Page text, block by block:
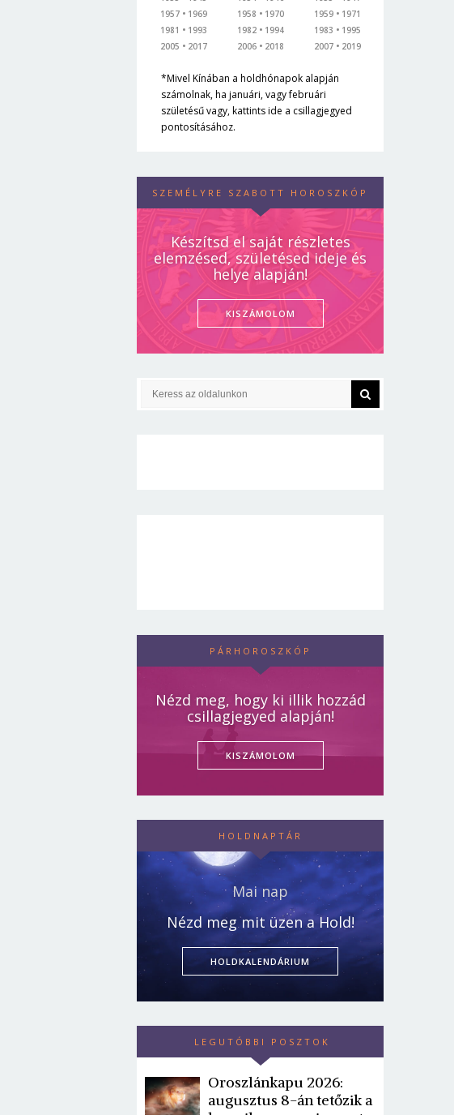
1957
1969
1981
1993
2005
2017
1958
1970
1982
1994
2006
2018
1959
1971
1983
1995
2007
2019
*Mivel Kínában a holdhónapok alapján
számolnak, ha januári, vagy februári
születésű vagy, kattints ide a csillagjegyed
pontosításához.
SZEMÉLYRE SZABOTT HOROSZKÓP
Készítsd el saját részletes
elemzésed, születésed ideje és
helye alapján!
KISZÁMOLOM
PÁRHOROSZKÓP
Nézd meg, hogy ki illik hozzád
csillagjegyed alapján!
KISZÁMOLOM
HOLDNAPTÁR
Mai nap
Nézd meg mit üzen a Hold!
HOLDKALENDÁRIUM
LEGUTÓBBI POSZTOK
Oroszlánkapu 2026:
augusztus 8-án tetőzik a